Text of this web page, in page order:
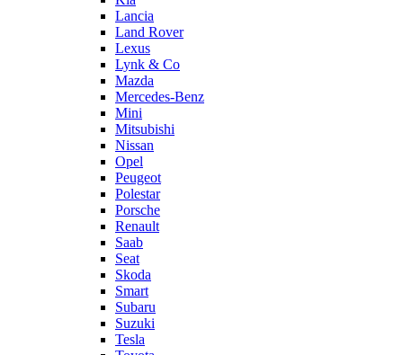
Lancia
Land Rover
Lexus
Lynk & Co
Mazda
Mercedes-Benz
Mini
Mitsubishi
Nissan
Opel
Peugeot
Polestar
Porsche
Renault
Saab
Seat
Skoda
Smart
Subaru
Suzuki
Tesla